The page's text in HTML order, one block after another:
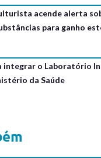
acende alerta
para ganho
integrar o Laboratório
da Saúde